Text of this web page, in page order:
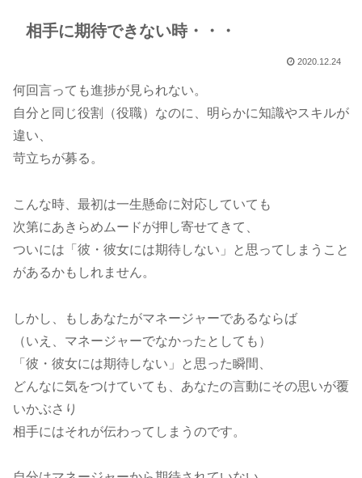
相手に期待できない時・・・
2020.12.24
何回言っても進捗が見られない。
自分と同じ役割（役職）なのに、明らかに知識やスキルが
違い、
苛立ちが募る。
こんな時、最初は一生懸命に対応していても
次第にあきらめムードが押し寄せてきて、
ついには「彼・彼女には期待しない」と思ってしまうこと
があるかもしれません。
しかし、もしあなたがマネージャーであるならば
（いえ、マネージャーでなかったとしても）
「彼・彼女には期待しない」と思った瞬間、
どんなに気をつけていても、あなたの言動にその思いが覆
いかぶさり
相手にはそれが伝わってしまうのです。